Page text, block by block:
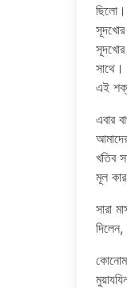
ছিলো।
সূদখোর
সাথে।
এই
এবার
খতিব
মূল
সারা